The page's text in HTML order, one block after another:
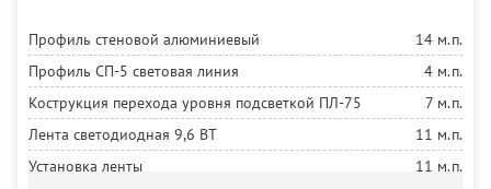
Профиль стеновой алюминиевый
14 м.п.
Профиль СП-5 световая линия
4 м.п.
Кострукция перехода уровня подсветкой ПЛ-75
7 м.п.
Лента светодиодная 9,6 ВТ
11 м.п.
Установка ленты
11 м.п.